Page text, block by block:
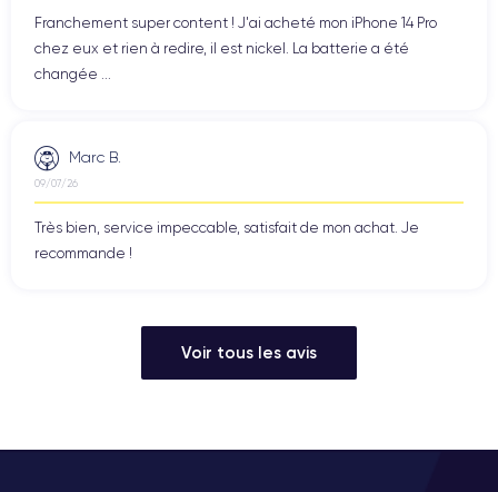
Franchement super content ! J'ai acheté mon iPhone 14 Pro
chez eux et rien à redire, il est nickel. La batterie a été
changée ...
Marc B.
09/07/26
Très bien, service impeccable, satisfait de mon achat. Je
recommande !
Voir tous les avis